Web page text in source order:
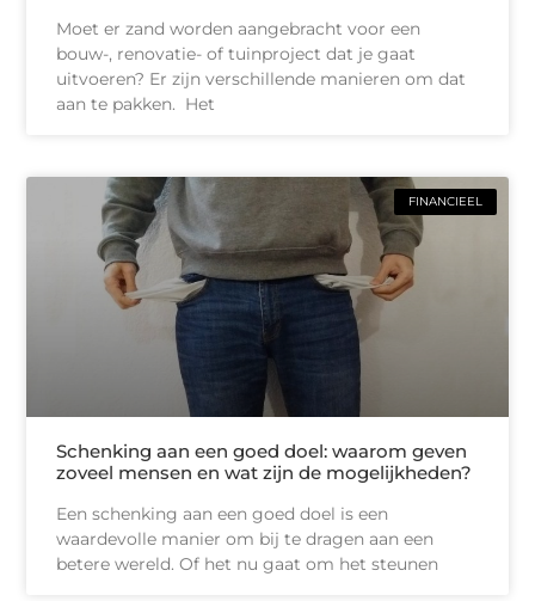
Moet er zand worden aangebracht voor een
bouw-, renovatie- of tuinproject dat je gaat
uitvoeren? Er zijn verschillende manieren om dat
aan te pakken. Het
FINANCIEEL
Schenking aan een goed doel: waarom geven
zoveel mensen en wat zijn de mogelijkheden?
Een schenking aan een goed doel is een
waardevolle manier om bij te dragen aan een
betere wereld. Of het nu gaat om het steunen